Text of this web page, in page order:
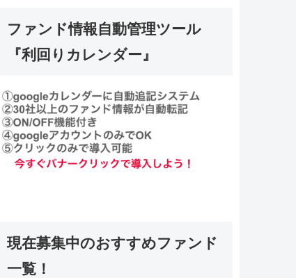
ファンド情報自動管理ツール
『利回りカレンダー』
現在募集中のおすすめファンド
一覧！